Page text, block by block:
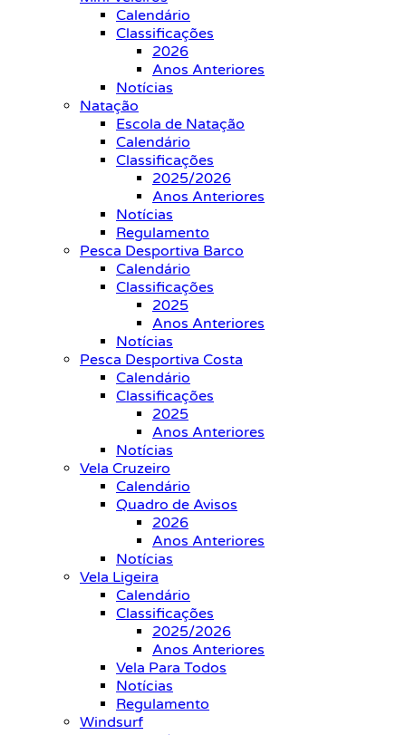
Calendário
Classificações
2026
Anos Anteriores
Notícias
Natação
Escola de Natação
Calendário
Classificações
2025/2026
Anos Anteriores
Notícias
Regulamento
Pesca Desportiva Barco
Calendário
Classificações
2025
Anos Anteriores
Notícias
Pesca Desportiva Costa
Calendário
Classificações
2025
Anos Anteriores
Notícias
Vela Cruzeiro
Calendário
Quadro de Avisos
2026
Anos Anteriores
Notícias
Vela Ligeira
Calendário
Classificações
2025/2026
Anos Anteriores
Vela Para Todos
Notícias
Regulamento
Windsurf